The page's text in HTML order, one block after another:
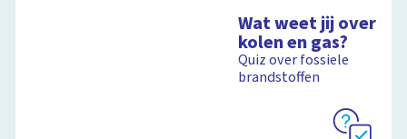
Wat weet jij over
kolen en gas?
Quiz over fossiele
brandstoffen